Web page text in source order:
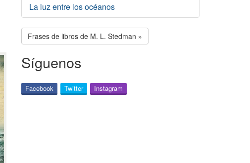
La luz entre los océanos
Frases de libros de M. L. Stedman »
Síguenos
Facebook Twitter Instagram